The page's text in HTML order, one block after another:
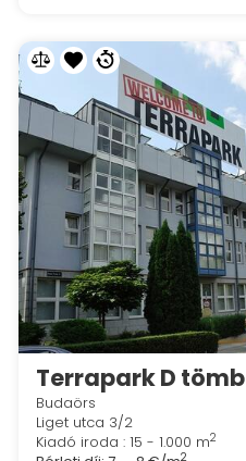
Terrapark D tömb
Budaörs
Liget utca 3/2
Kiadó iroda : 15 - 1.000 m2
2